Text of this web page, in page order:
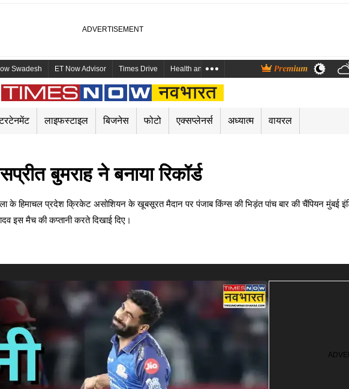
Swadesh ET Now Advisor Times Drive Health and Me Bengali Telugu
लाइफस्टाइल बिजनेस फोटो एक्सप्लेनर्स अध्यात्म वायरल
बुमराह ने बनाया रिकॉर्ड
हिमाचल प्रदेश क्रिकेट असोशियन के खूबसूरत मैदान पर पंजाब किंग्स की भिड़ंत पांच बार की चैंपियन मुंबई
इस मैच की कप्तानी करते दिखाई दिए।